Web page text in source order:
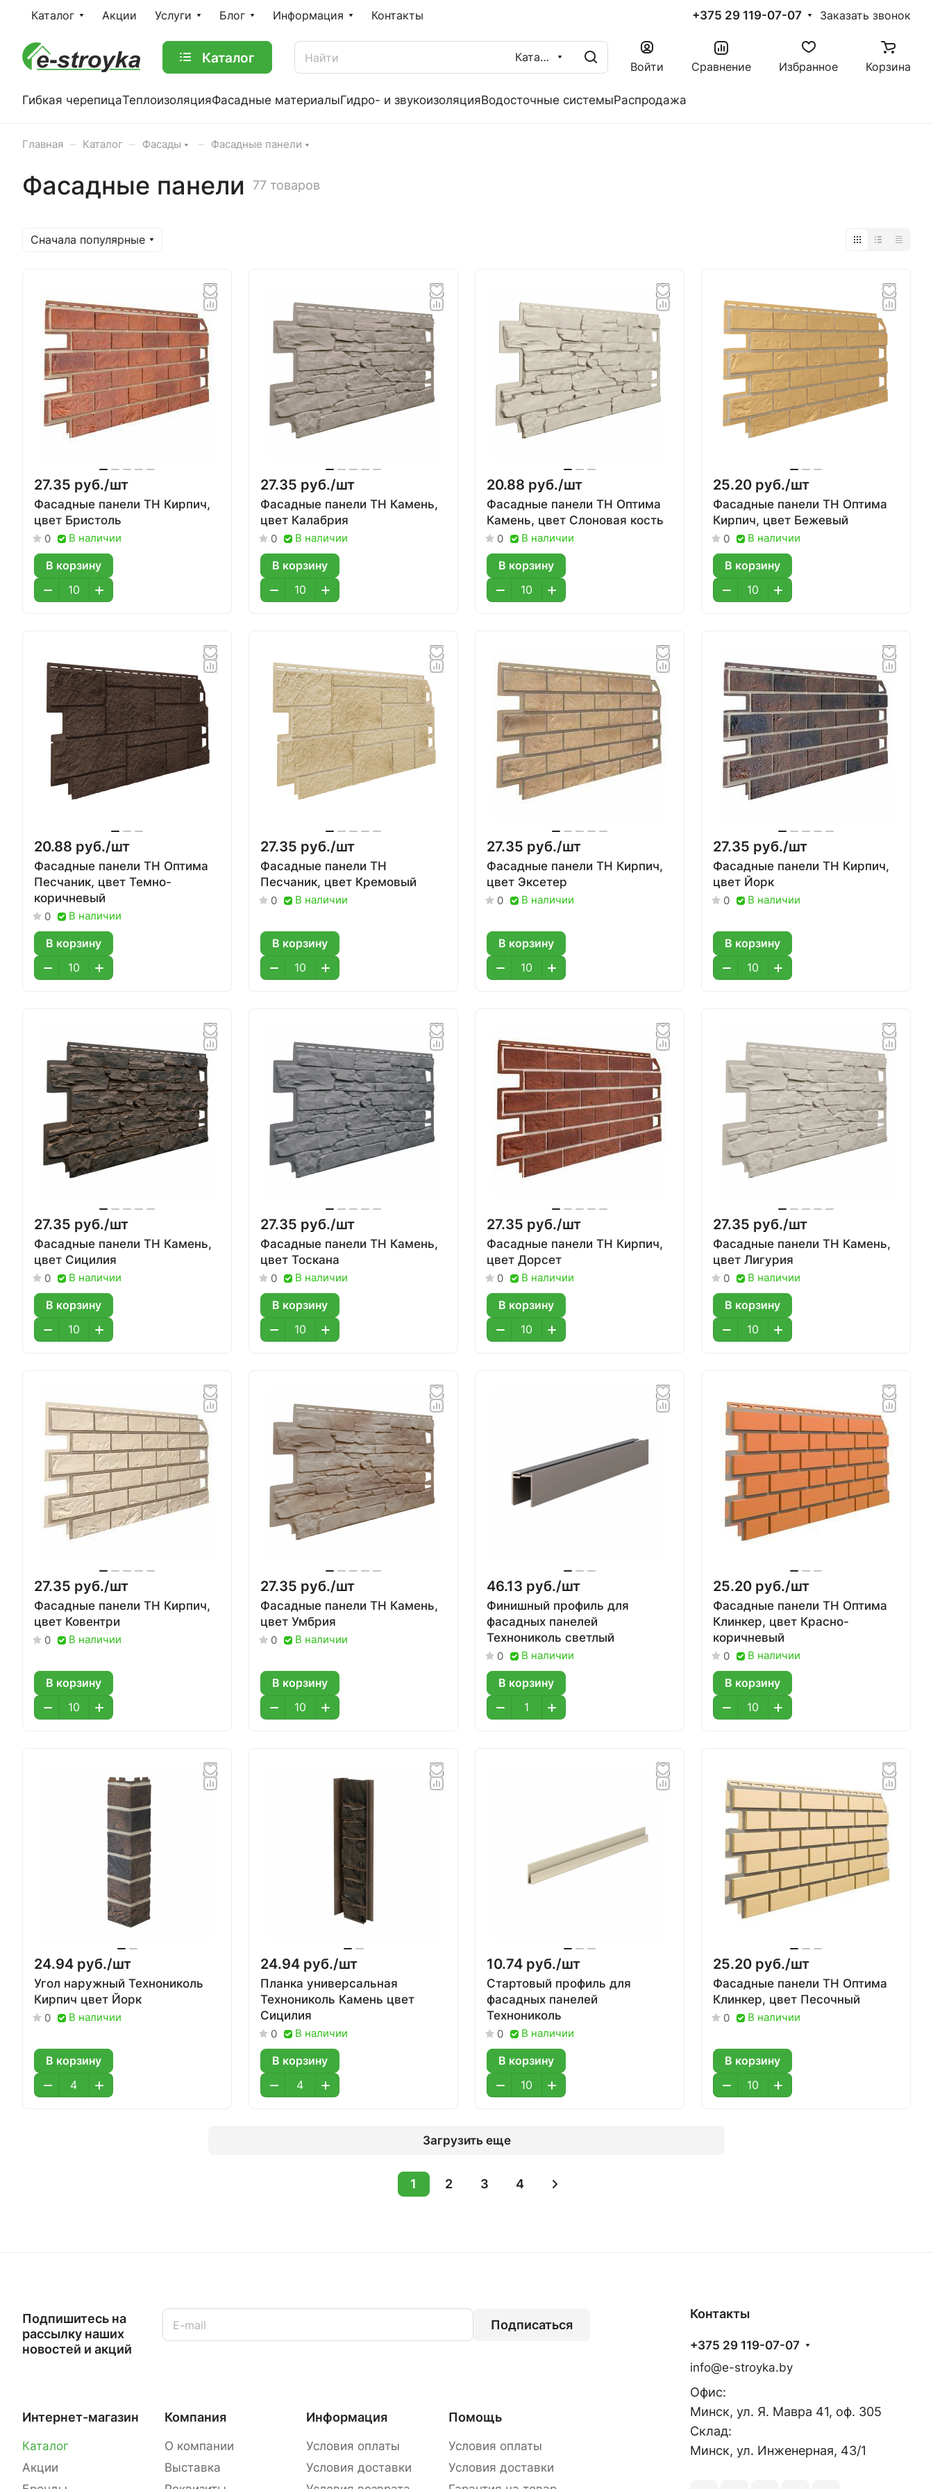
Каталог Акции Услуги Блог Информация Контакты +375 29 119-07-07 Заказать звонок
Каталог Каталог
Войти Сравнение Избранное Корзина
Гибкая черепицаТеплоизоляцияФасадные материалыГидро- и звукоизоляцияВодосточные системыРаспродажа
Главная – Каталог – Фасады – Фасадные панели
Фасадные панели 77 товаров
Сначала популярные
27.35 руб./шт
Фасадные панели ТН Кирпич,
цвет Бристоль
0 В наличии
В корзину
27.35 руб./шт
Фасадные панели ТН Камень,
цвет Калабрия
0 В наличии
В корзину
20.88 руб./шт
Фасадные панели ТН Оптима
Камень, цвет Слоновая кость
0 В наличии
В корзину
25.20 руб./шт
Фасадные панели ТН Оптима
Кирпич, цвет Бежевый
0 В наличии
В корзину
20.88 руб./шт
Фасадные панели ТН Оптима
Песчаник, цвет Темно-
коричневый
0 В наличии
В корзину
27.35 руб./шт
Фасадные панели ТН
Песчаник, цвет Кремовый
0 В наличии
В корзину
27.35 руб./шт
Фасадные панели ТН Кирпич,
цвет Эксетер
0 В наличии
В корзину
27.35 руб./шт
Фасадные панели ТН Кирпич,
цвет Йорк
0 В наличии
В корзину
27.35 руб./шт
Фасадные панели ТН Камень,
цвет Сицилия
0 В наличии
В корзину
27.35 руб./шт
Фасадные панели ТН Камень,
цвет Тоскана
0 В наличии
В корзину
27.35 руб./шт
Фасадные панели ТН Кирпич,
цвет Дорсет
0 В наличии
В корзину
27.35 руб./шт
Фасадные панели ТН Камень,
цвет Лигурия
0 В наличии
В корзину
27.35 руб./шт
Фасадные панели ТН Кирпич,
цвет Ковентри
0 В наличии
В корзину
27.35 руб./шт
Фасадные панели ТН Камень,
цвет Умбрия
0 В наличии
В корзину
46.13 руб./шт
Финишный профиль для
фасадных панелей
Технониколь светлый
0 В наличии
В корзину
25.20 руб./шт
Фасадные панели ТН Оптима
Клинкер, цвет Красно-
коричневый
0 В наличии
В корзину
24.94 руб./шт
Угол наружный Технониколь
Кирпич цвет Йорк
0 В наличии
В корзину
24.94 руб./шт
Планка универсальная
Технониколь Камень цвет
Сицилия
0 В наличии
В корзину
10.74 руб./шт
Стартовый профиль для
фасадных панелей
Технониколь
0 В наличии
В корзину
25.20 руб./шт
Фасадные панели ТН Оптима
Клинкер, цвет Песочный
0 В наличии
В корзину
Загрузить еще
1 2 3 4
Подпишитесь на
рассылку наших
новостей и акций
Подписаться
Интернет-магазин
Каталог
Акции
Компания
О компании
Выставка
Информация
Условия оплаты
Условия доставки
Помощь
Условия оплаты
Условия доставки
Контакты
+375 29 119-07-07
info@e-stroyka.by
Офис:
Минск, ул. Я. Мавра 41, оф. 305
Склад:
Минск, ул. Инженерная, 43/1